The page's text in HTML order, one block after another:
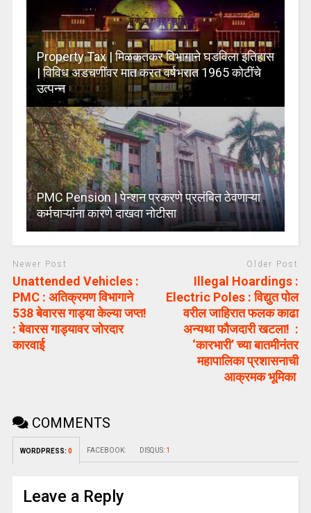
Property Tax | मिळकतकर विभागाने घडविला इतिहास
| विविध अडचणींवर मात करत वर्षभरात 1965 कोटींचे
उत्पन्न
PMC Pension | पेन्शन प्रकरणे प्रलंबित ठेवणाऱ्या
कर्मचाऱ्यांना कारणे दाखवा नोटीसा
Newer Post
Unattended Vehicles :
PMC : अतिक्रमण विभागाने
538 बेवारस गाड्या केल्या जप्त!
: बेवारस गाड्यावर जोरदार
कारवाई
Older Post
Illegal Hoardings :
Electric Poles : विद्युत पोल
वरील जाहिरात फलक काढा
अन्यथा फौजदारी खटला! :
‘कारभारी’ च्या बातमीनंतर
महापालिका प्रशासनाची
आक्रमक भूमिका
COMMENTS
WORDPRESS: 0 FACEBOOK: DISQUS: 1
Leave a Reply